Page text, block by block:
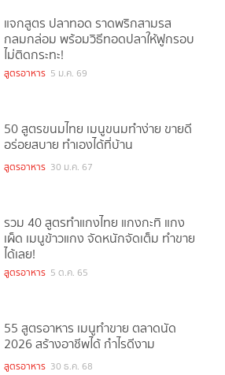
แจกสูตร ปลาทอด ราดพริกสามรส
กลมกล่อม พร้อมวิธีทอดปลาให้ฟูกรอบ
ไม่ติดกระทะ!
สูตรอาหาร 5 ม.ค. 69
50 สูตรขนมไทย เมนูขนมทำง่าย ขายดี
อร่อยสบาย ทำเองได้ที่บ้าน
สูตรอาหาร 30 ม.ค. 67
รวม 40 สูตรทำแกงไทย แกงกะทิ แกง
เผ็ด เมนูข้าวแกง จัดหนักจัดเต็ม ทำขาย
ได้เลย!
สูตรอาหาร 5 ต.ค. 65
55 สูตรอาหาร เมนูทำขาย ตลาดนัด
2026 สร้างอาชีพได้ กำไรดีงาม
สูตรอาหาร 30 ธ.ค. 68